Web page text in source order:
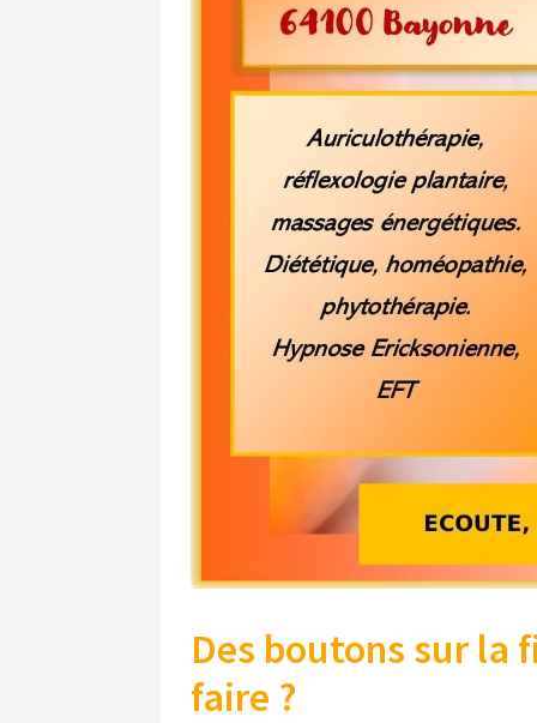
Des boutons sur la
faire ?